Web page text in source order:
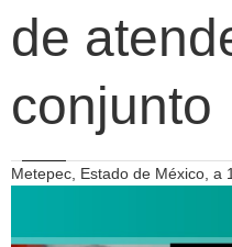
de
conjunto
Metepec, Estado de México, a